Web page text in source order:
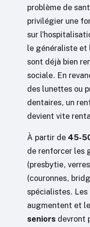
problème de
privilégier une
sur
le généraliste et
sont déjà bien
sociale. En
des lunettes ou
dentaires, un
devient vite
À partir de 45-
de renforcer les
(presbytie,
(couronnes,
spécialistes. Les
augmentent et
seniors devront